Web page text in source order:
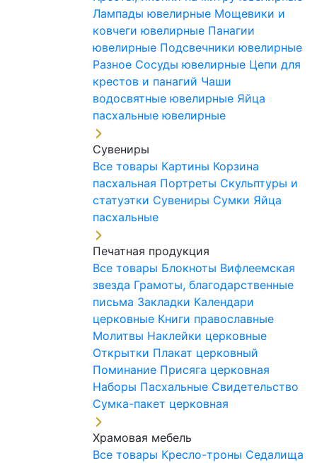
Лампады ювелирные Мощевики и
ковчеги ювелирные Панагии
ювелирные Подсвечники ювелирные
Разное Сосуды ювелирные Цепи для
крестов и панагий Чаши
водосвятные ювелирные Яйца
пасхальные ювелирные
Сувениры
Все товары Картины Корзина
пасхальная Портреты Скульптуры и
статуэтки Сувениры Сумки Яйца
пасхальные
Печатная продукция
Все товары Блокноты Вифлеемская
звезда Грамоты, благодарственные
письма Закладки Календари
церковные Книги православные
Молитвы Наклейки церковные
Открытки Плакат церковный
Поминание Присяга церковная
Наборы Пасхальные Свидетельство
Сумка-пакет церковная
Храмовая мебель
Все товары Кресло-троны Седалища